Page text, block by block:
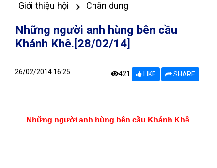
Giới thiệu hội Chân dung
Những người anh hùng bên cầu
Khánh Khê.[28/02/14]
26/02/2014 16:25 421 LIKE SHARE
Những người anh hùng bên cầu Khánh Khê